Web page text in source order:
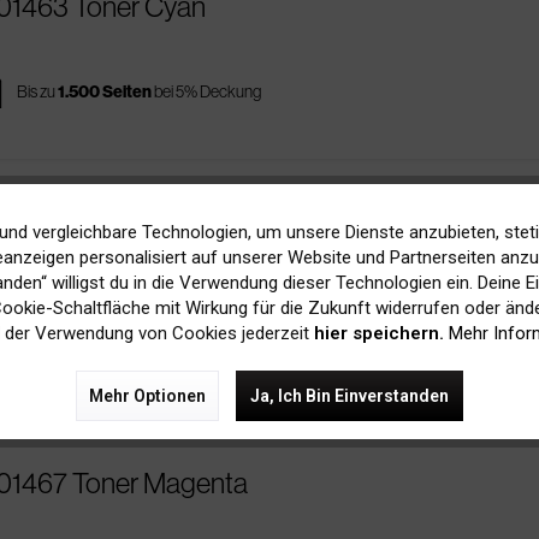
Bis zu1.500 Seitenbei 5% Deckung
106R01467 Toner Magenta
Bis zu2.600 Seitenbei 5% Deckung price117,00 € Ersparnis
Toner Magenta
vergleichbare Technologien, um unsere Dienste anzubieten,
personalisiert auf unserer Website und Partnerseiten
willigst du in die Verwendung dieser Technologien ein. Deine
Schaltfläche mit Wirkung für die Zukunft widerrufen oder
Verwendung von Cookies jederzeit hier speichern. Mehr
Mehr Optionen Ja, Ich Bin Einverstanden